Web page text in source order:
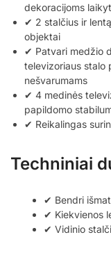
dekoracijoms
✔ 2 stalčius ir
objektai
✔ Patvari medžio
televizoriaus stalo
nešvarumams
✔ 4 medinės
papildomo
✔ Reikalingas
Techniniai
✔ Bendri
✔ Kiekvienos
✔ Vidinio